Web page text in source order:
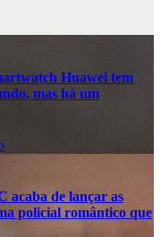
Huawei tem
mas há um
acaba de lançar as
policial romântico que